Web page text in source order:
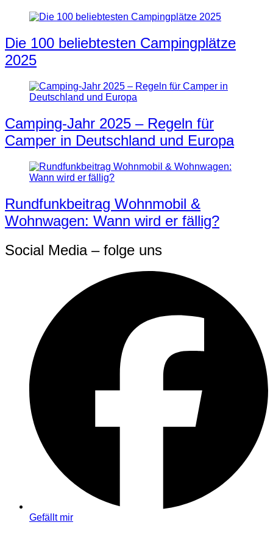
Die 100 beliebtesten Campingplätze
2025
Camping-Jahr 2025 – Regeln für
Camper in Deutschland und Europa
Rundfunkbeitrag Wohnmobil &
Wohnwagen: Wann wird er fällig?
Social Media – folge uns
Gefällt mir